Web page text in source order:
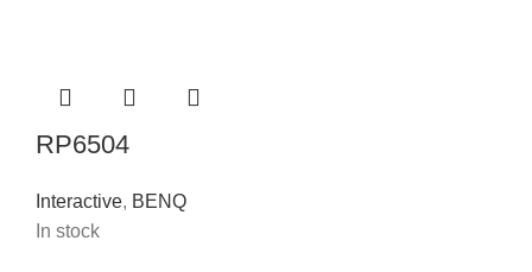
RP6504
Interactive, BENQ
In stock